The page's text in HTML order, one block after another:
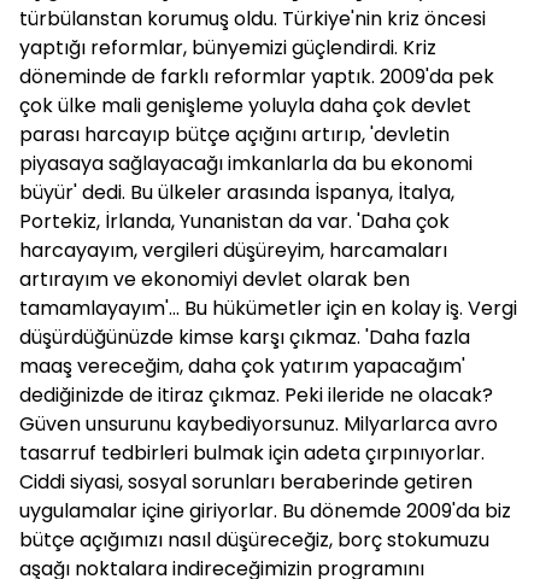
türbülanstan korumuş oldu. Türkiye'nin kriz öncesi
yaptığı reformlar, bünyemizi güçlendirdi. Kriz
döneminde de farklı reformlar yaptık. 2009'da pek
çok ülke mali genişleme yoluyla daha çok devlet
parası harcayıp bütçe açığını artırıp, 'devletin
piyasaya sağlayacağı imkanlarla da bu ekonomi
büyür' dedi. Bu ülkeler arasında İspanya, İtalya,
Portekiz, İrlanda, Yunanistan da var. 'Daha çok
harcayayım, vergileri düşüreyim, harcamaları
artırayım ve ekonomiyi devlet olarak ben
tamamlayayım'... Bu hükümetler için en kolay iş. Vergi
düşürdüğünüzde kimse karşı çıkmaz. 'Daha fazla
maaş vereceğim, daha çok yatırım yapacağım'
dediğinizde de itiraz çıkmaz. Peki ileride ne olacak?
Güven unsurunu kaybediyorsunuz. Milyarlarca avro
tasarruf tedbirleri bulmak için adeta çırpınıyorlar.
Ciddi siyasi, sosyal sorunları beraberinde getiren
uygulamalar içine giriyorlar. Bu dönemde 2009'da biz
bütçe açığımızı nasıl düşüreceğiz, borç stokumuzu
aşağı noktalara indireceğimizin programını